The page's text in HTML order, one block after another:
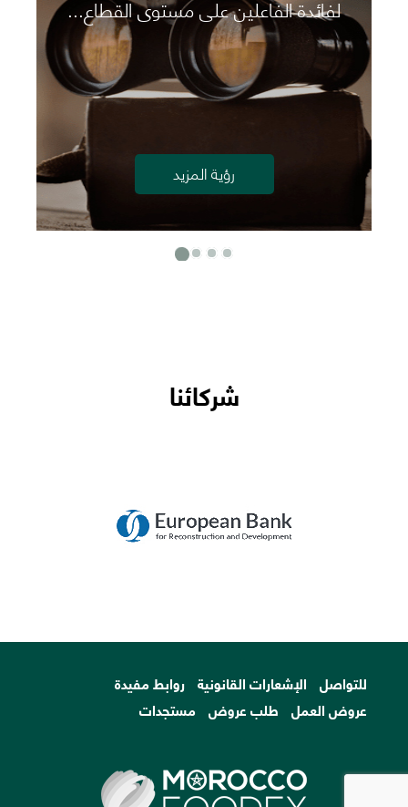
لفائدة الفاعلين على مستوى القطاع...
رؤية المزيد
شركائنا
للتواصل الإشعارات القانونية روابط مفيدة
عروض العمل طلب عروض مستجدات